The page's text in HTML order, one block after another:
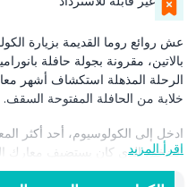
عش روائع روما القديمة بزيارة
بالاتين، مقرونة بجولة حافلة
الرحلة المذهلة استكشاف أشهر
خلابة من الحافلة المفتوحة السقف.
ادخل إلى الكولوسيوم، أحد أكثر
الضخم، الذي كان يستضيف معارك
عظمة الترفيه في روما القديمة.
اقرأ المزيد